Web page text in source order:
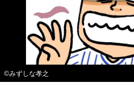
©みずしな孝之